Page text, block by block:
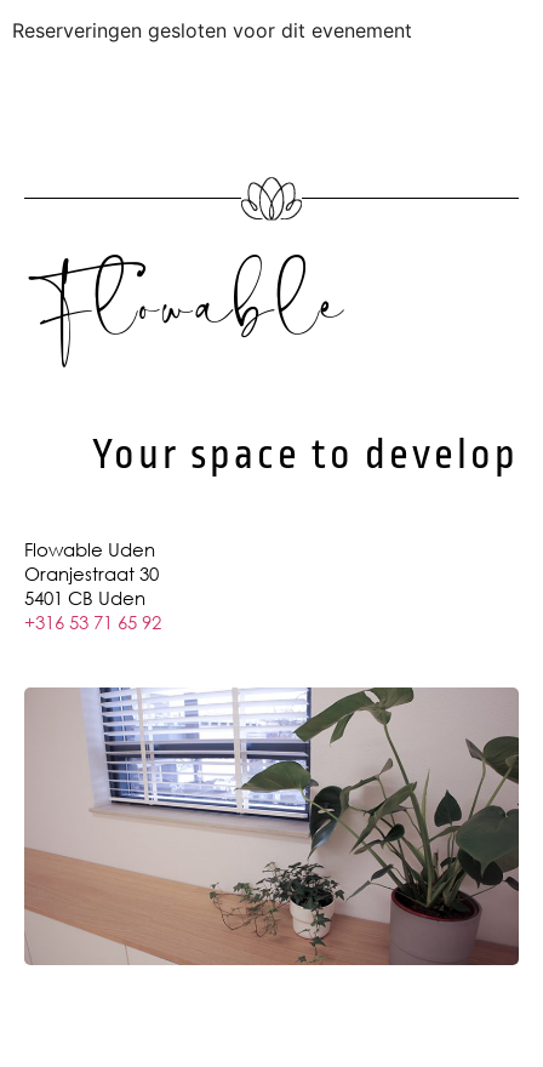
Reserveringen gesloten voor dit evenement
Flowable
Your space to develop
Flowable Uden
Oranjestraat 30
5401 CB Uden
+316 53 71 65 92